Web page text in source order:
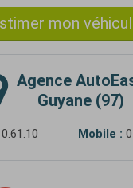
mon
Agence
Guyane (97)
Mobile :